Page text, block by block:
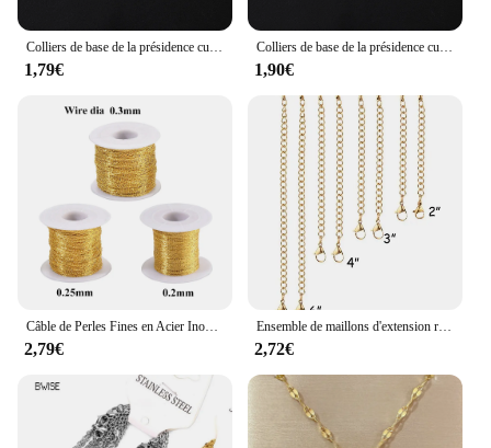
1,79€ 1,90€
2,79€
Ensemble de maillons d'extension réglables en acier inoxydable JOExtender, collier et bracelet, fermoirs ster corrigés, bijoux de bricolage exécutifs, 10 pièces
2,72€